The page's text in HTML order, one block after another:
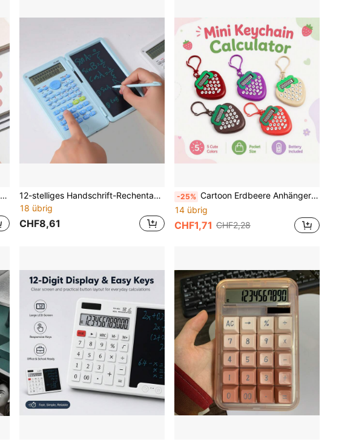
8-stelliger Mini-Taschenrechner mit großem Display und Katzenohren, ausgestattet mit vollständigen arithmetischen Operationen, Clear- und Ein-/Aus-Funktionen, unterteilten unabhängigen großen Tasten mit hoher Erkennbarkeit, kompaktem und leicht zu verstauendem Gehäuse, für Haushaltsbuchführung, Klassenzimmerübungen, Ladenkasse, universelles Rechenwerkzeug für mehrere Szenarien - Batterie nicht enthalten
12-stelliges Handschrift-Rechentablett mit Knopfzelle, Eingabestift, Ein-Tasten-Löschen, Multifunktions-Wissenschaftlicher Taschenrechner, Schulanfang
18 übrig
CHF8,61
-25% Cartoon Erdbeere Anhänger Mini-Taschenrechner, 5-Farben weich niedlich Obstform, abgerundeter körper ohne Kanten, farblich passender Aufhängering, kompakt und tragbar, klarer digitaler kleiner Bildschirm, Mädchen Rucksack Anhänger, Schreibtisch Dekoration, niedlich und praktisch tragbarer Taschenrechner Zubehör
14 übrig
CHF1,71 CHF2,28